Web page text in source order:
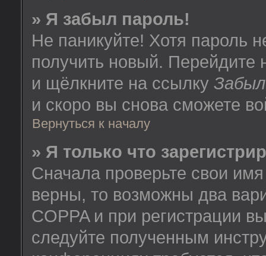
» Я забыл пароль!
Не паникуйте! Хотя пароль
получить новый.
и щёлкните на ссылку
и скоро вы снова сможете
Вернуться к началу
» Я только что
Сначала проверьте свои
верны, то возможны два
COPPA и при регистрации
следуйте полученным